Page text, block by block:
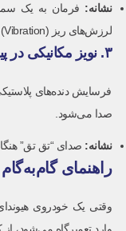
نشانه: فرمان به یک
لرزش‌های ریز (Vibration) حس می‌شود.
۳. نویز مکانیکی در پینیون
فرسایش دنده‌های
صدا می‌شود.
نشانه: صدای “تق تق”
راهنمای